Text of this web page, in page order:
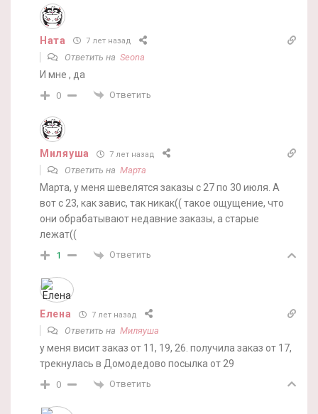
Ната 7 лет назад
Ответить на Seona
И мне , да
0 Ответить
Миляуша 7 лет назад
Ответить на Марта
Марта, у меня шевелятся заказы с 27 по 30 июля. А
вот с 23, как завис, так никак(( такое ощущение, что
они обрабатывают недавние заказы, а старые
лежат((
1 Ответить
Елена 7 лет назад
Ответить на Миляуша
у меня висит заказ от 11, 19, 26. получила заказ от 17,
трекнулась в Домодедово посылка от 29
0 Ответить